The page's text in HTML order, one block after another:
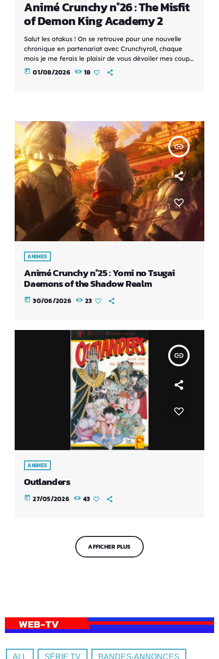
Animé Crunchy n°26 : The Misfit
of Demon King Academy 2
Salut les otakus ! On se retrouve pour une nouvelle
chronique en partenariat avec Crunchyroll, chaque
mois je me ferais le plaisir de vous dévoiler mes coups
de cœur disponibles sur la plateforme. Synopsis : Anos
Voldigord était un roi démon tyrannique. Après avoir
today 01/08/2026 18
insert_link
ANIMES
Animé Crunchy n°25 : Yomi no Tsugai
Daemons of the Shadow Realm
today 30/06/2026 23
insert_link
ANIMES
Outlanders
today 27/05/2026 43
AFFICHER PLUS
WEB-TV
ALL SÉRIE TV BANDES-ANNONCES